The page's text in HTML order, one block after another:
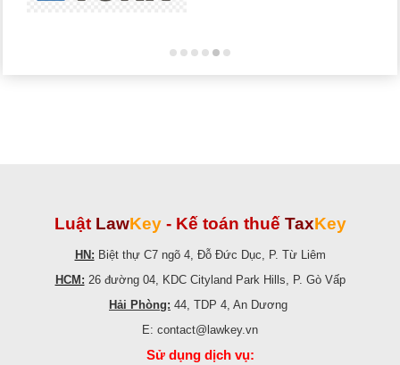
Luật LawKey - Kế toán thuế TaxKey
HN: Biệt thự C7 ngõ 4, Đỗ Đức Dục, P. Từ Liêm
HCM: 26 đường 04, KDC Cityland Park Hills, P. Gò Vấp
Hải Phòng: 44, TDP 4, An Dương
E: contact@lawkey.vn
Sử dụng dịch vụ: